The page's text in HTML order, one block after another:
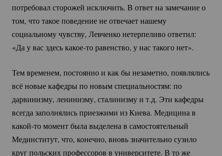
потребовал сторожей исключить. В ответ на замечание о
том, что такое поведение не отвечает нашему
социальному чувству, Левченко нетерпеливо ответил:
«Да у вас здеськакое-торавенство, у нас такого нет».
Тем временем, постоянно и как бы незаметно, появлялись
всё новые кафедры по новым специальностям: по
дарвинизму, ленинизму, сталинизму и т.д. Эти кафедры
всегда заполнялись приезжими из Киева. Медицина в
какой-томомент была выделена в самостоятельный
Мединститут, что, конечно, вновь значительно сузило
круг польских профессоров в университете. В то же